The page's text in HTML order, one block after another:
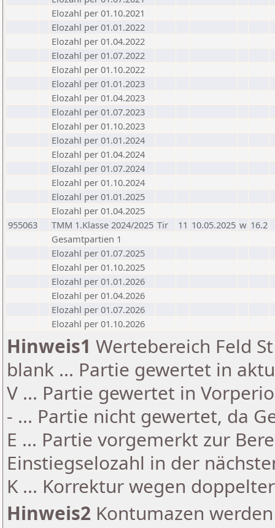
Elozahl per 01.10.2021
Elozahl per 01.01.2022
Elozahl per 01.04.2022
Elozahl per 01.07.2022
Elozahl per 01.10.2022
Elozahl per 01.01.2023
Elozahl per 01.04.2023
Elozahl per 01.07.2023
Elozahl per 01.10.2023
Elozahl per 01.01.2024
Elozahl per 01.04.2024
Elozahl per 01.07.2024
Elozahl per 01.10.2024
Elozahl per 01.01.2025
Elozahl per 01.04.2025
955063
TMM 1.Klasse 2024/2025 Tir 11 10.05.2025 w 16.2
Gesamtpartien 1
Elozahl per 01.07.2025
Elozahl per 01.10.2025
Elozahl per 01.01.2026
Elozahl per 01.04.2026
Elozahl per 01.07.2026
Elozahl per 01.10.2026
Hinweis1 Wertebereich Feld
blank ... Partie gewertet in
V ... Partie gewertet in
- ... Partie nicht gewertet, da
E ... Partie vorgemerkt zur
Einstiegselozahl in der
K ... Korrektur wegen
Hinweis2 Kontumazen